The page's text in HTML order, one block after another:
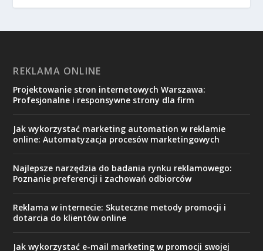
REKLAMA ONLINE
Projektowanie stron internetowych Warszawa:
Profesjonalne i responsywne strony dla firm
Jak wykorzystać marketing automation w reklamie
online: Automatyzacja procesów marketingowych
Najlepsze narzędzia do badania rynku reklamowego:
Poznanie preferencji i zachowań odbiorców
Reklama w internecie: Skuteczne metody promocji i
dotarcia do klientów online
Jak wykorzystać e-mail marketing w promocji swojej